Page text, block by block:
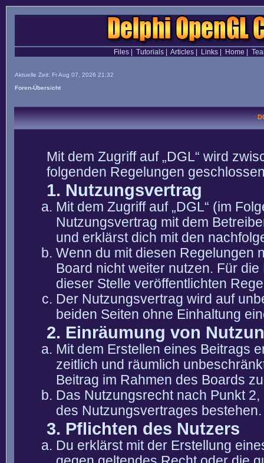
Files| Tutorials| Articles| Links| Home
Aktuelle Zeit: Fr Aug 07, 2026 21:32
Foren-Übersicht
Mit dem Zugriff auf „DGL“ wird
folgenden Regelungen
1. Nutzungsvertrag
Mit dem Zugriff auf „DGL“ (im
Nutzungsvertrag mit dem
und erklärst dich mit den
Wenn du mit diesen Regelungen
Board nicht weiter nutzen. Für
dieser Stelle veröffentlichten
Der Nutzungsvertrag wird auf
beiden Seiten ohne Einhaltung
2. Einräumung von
Mit dem Erstellen eines Beitrags
zeitlich und räumlich
Beitrag im Rahmen des Boards
Das Nutzungsrecht nach Punkt
des Nutzungsvertrages bestehen.
3. Pflichten des Nutzers
Du erklärst mit der Erstellung